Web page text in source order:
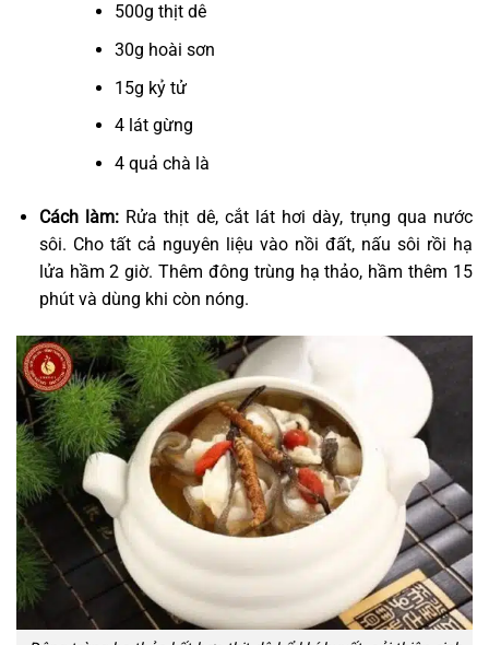
500g thịt dê
30g hoài sơn
15g kỷ tử
4 lát gừng
4 quả chà là
Cách làm: Rửa thịt dê, cắt lát hơi dày, trụng qua nước
sôi. Cho tất cả nguyên liệu vào nồi đất, nấu sôi rồi hạ
lửa hầm 2 giờ. Thêm đông trùng hạ thảo, hầm thêm 15
phút và dùng khi còn nóng.